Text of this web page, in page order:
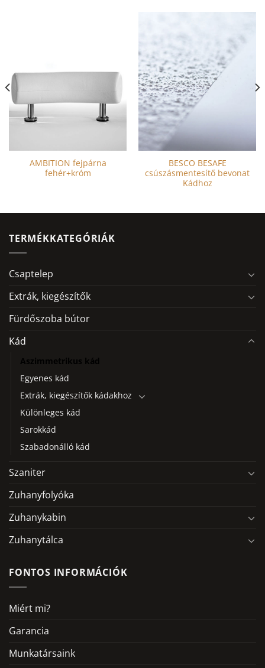
AMBITION fejpárna
fehér+króm
BESCO BESAFE
csúszásmentesítő bevonat
Kádhoz
TERMÉKKATEGÓRIÁK
Csaptelep
Extrák, kiegészítők
Fürdőszoba bútor
Kád
Aszimmetrikus kád
Egyenes kád
Extrák, kiegészítők kádakhoz
Különleges kád
Sarokkád
Szabadonálló kád
Szaniter
Zuhanyfolyóka
Zuhanykabin
Zuhanytálca
FONTOS INFORMÁCIÓK
Miért mi?
Garancia
Munkatársaink